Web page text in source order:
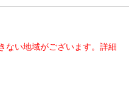
ない地域がございます。詳細